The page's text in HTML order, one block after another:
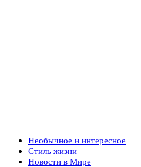
Необычное и интересное
Стиль жизни
Новости в Мире